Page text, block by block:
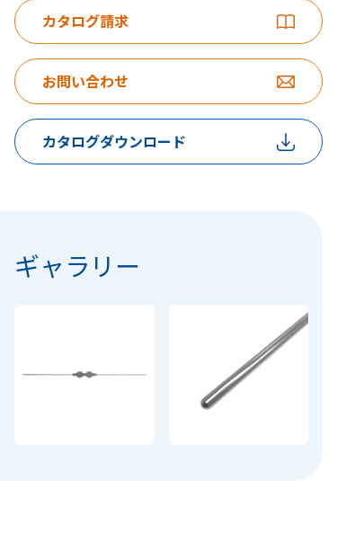
カタログ請求
お問い合わせ
カタログダウンロード
ギャラリー